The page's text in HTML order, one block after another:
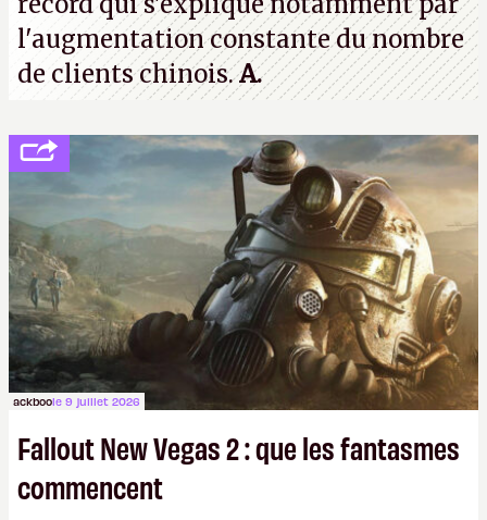
l'augmentation constante du nombre
de clients chinois.A.
ackboole 9 juillet 2026
Fallout New Vegas 2 : que les fantasmes
commencent